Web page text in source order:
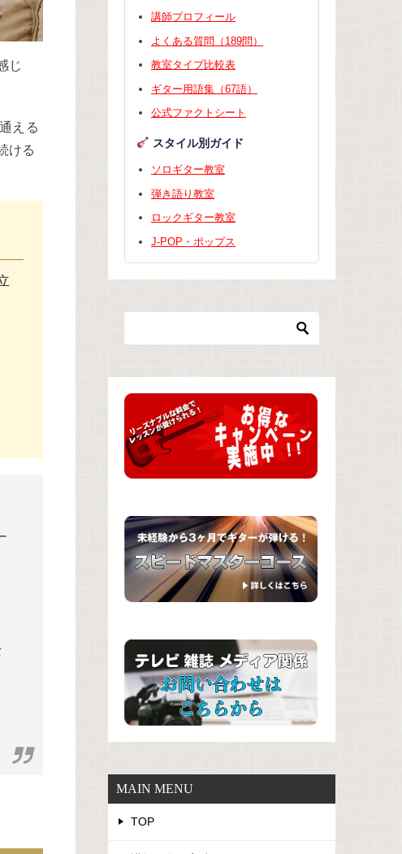
じ
える
ける
講師プロフィール
よくある質問（189問）
教室タイプ比較表
ギター用語集（67語）
公式ファクトシート
スタイル別ガイド
ソロギター教室
弾き語り教室
ロックギター教室
J-POP・ポップス
MAIN MENU
TOP